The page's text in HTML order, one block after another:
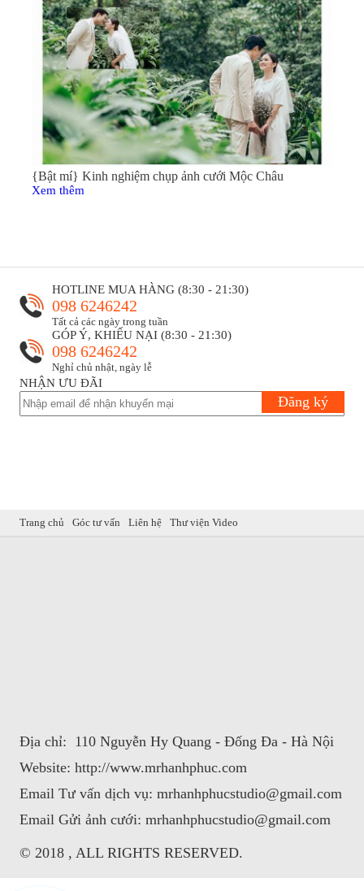
{Bật mí} Kinh nghiệm chụp ảnh cưới Mộc Châu
Xem thêm
HOTLINE MUA HÀNG (8:30 - 21:30)
098 6246242
Tất cả các ngày trong tuần
GÓP Ý, KHIẾU NẠI (8:30 - 21:30)
098 6246242
Nghỉ chủ nhật, ngày lễ
NHẬN ƯU ĐÃI
Đăng ký
Trang chủ Góc tư vấn Liên hệ Thư viện Video
Địa chỉ: 110 Nguyễn Hy Quang - Đống Đa - Hà Nội​
Website: http://www.mrhanhphuc.com
Email Tư vấn dịch vụ: mrhanhphucstudio@gmail.com​
Email Gửi ảnh cưới: mrhanhphucstudio@gmail.com
© 2018 , ALL RIGHTS RESERVED.